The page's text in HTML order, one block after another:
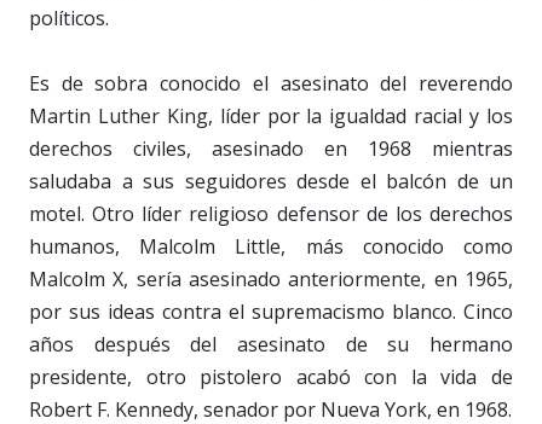
políticos.
Es de sobra conocido el asesinato del reverendo
Martin Luther King, líder por la igualdad racial y los
derechos civiles, asesinado en 1968 mientras
saludaba a sus seguidores desde el balcón de un
motel. Otro líder religioso defensor de los derechos
humanos, Malcolm Little, más conocido como
Malcolm X, sería asesinado anteriormente, en 1965,
por sus ideas contra el supremacismo blanco. Cinco
años después del asesinato de su hermano
presidente, otro pistolero acabó con la vida de
Robert F. Kennedy, senador por Nueva York, en 1968.